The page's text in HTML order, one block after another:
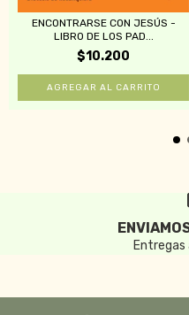
ENCONTRARSE CON JESÚS -
LIBRO DE LOS PAD...
$10.200
Entregas